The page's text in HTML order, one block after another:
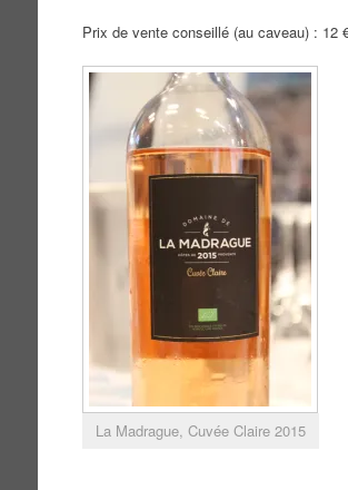
Prix de vente conseillé (au caveau) : 12
La Madrague, Cuvée Claire 2015